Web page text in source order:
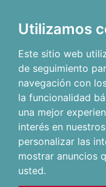
Utilizamos
Este sitio web
de seguimiento
navegación con
la funcionalidad
una mejor
interés en
personalizar las
mostrar anuncios
usted.